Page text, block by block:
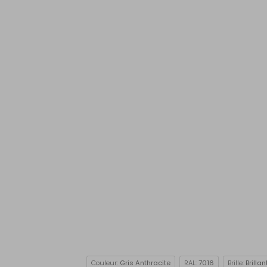
Couleur: Gris Anthracite RAL:7016 Brille: